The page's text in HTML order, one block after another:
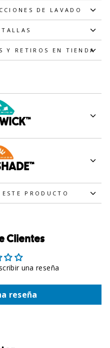
DE LAVADO
Y RETIROS EN TIENDA
PRODUCTO
Clientes
una reseña
reseña